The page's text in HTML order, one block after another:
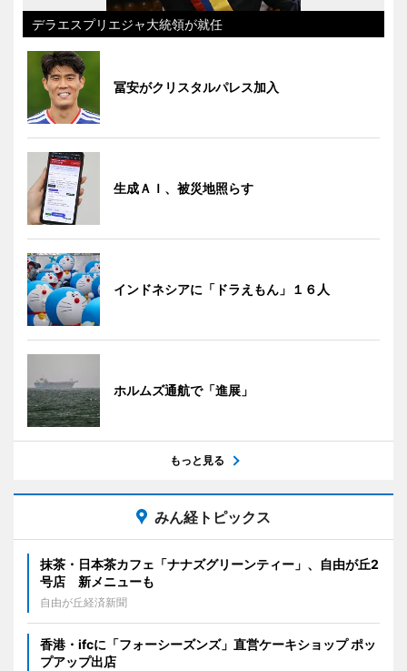
デラエスプリエジャ大統領が就任
冨安がクリスタルパレス加入
生成ＡＩ、被災地照らす
インドネシアに「ドラえもん」１６人
ホルムズ通航で「進展」
もっと見る
みん経トピックス
抹茶・日本茶カフェ「ナナズグリーンティー」、自由が丘2
号店 新メニューも
自由が丘経済新聞
香港・ifcに「フォーシーズンズ」直営ケーキショップ ポッ
プアップ出店